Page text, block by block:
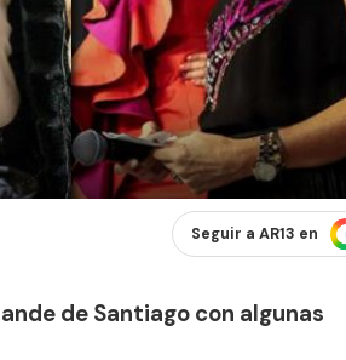
Seguir a AR13 en
de Santiago con algunas